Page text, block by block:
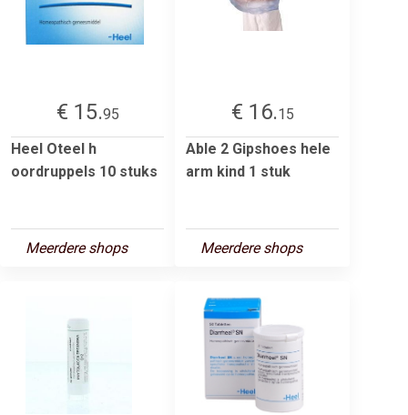
€ 15.95
Heel Oteel h
oordruppels 10 stuks
Meerdere shops
€ 16.15
Able 2 Gipshoes hele
arm kind 1 stuk
Meerdere shops